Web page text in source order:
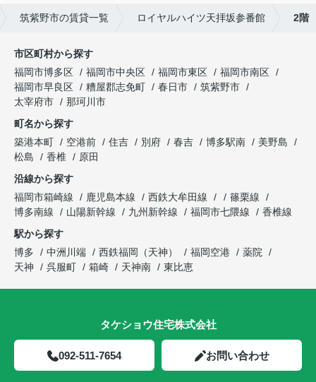
筑紫野市の賃貸一覧 ロイヤルハイツ天拝坂参番館 2階
市区町村から探す
福岡市博多区
福岡市中央区 福岡市東区
福岡市南区
福岡市早良区
糟屋郡志免町 春日市
筑紫野市
太宰府市
那珂川市
町名から探す
築港本町
空港前 住吉 別府 春吉 博多駅南
美野島
松島
香椎
原田
沿線から探す
福岡市箱崎線
鹿児島本線 西鉄大牟田線
篠栗線
博多南線
山陽新幹線 九州新幹線 福岡市七隈線
香椎線
駅から探す
博多
中洲川端 西鉄福岡（天神） 福岡空港
薬院
天神
呉服町 箱崎 天神南 東比恵
タケショウ住宅株式会社
092-511-7654 お問い合わせ